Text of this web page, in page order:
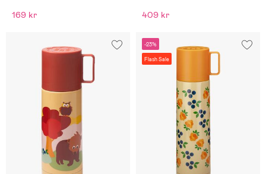
169 kr 409 kr
-23%
Flash Sale